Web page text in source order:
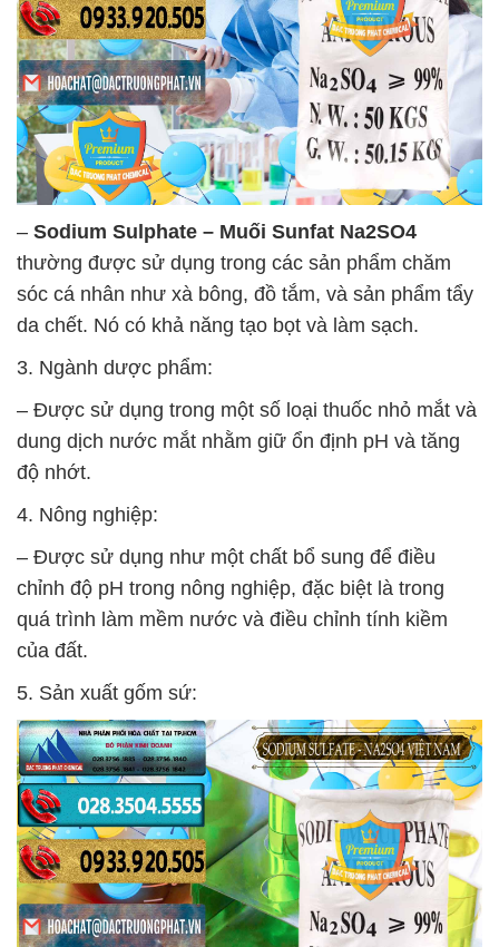
– Sodium Sulphate – Muối Sunfat Na2SO4
thường được sử dụng trong các sản phẩm chăm
sóc cá nhân như xà bông, đồ tắm, và sản phẩm tẩy
da chết. Nó có khả năng tạo bọt và làm sạch.
3. Ngành dược phẩm:
– Được sử dụng trong một số loại thuốc nhỏ mắt và
dung dịch nước mắt nhằm giữ ổn định pH và tăng
độ nhớt.
4. Nông nghiệp:
– Được sử dụng như một chất bổ sung để điều
chỉnh độ pH trong nông nghiệp, đặc biệt là trong
quá trình làm mềm nước và điều chỉnh tính kiềm
của đất.
5. Sản xuất gốm sứ: